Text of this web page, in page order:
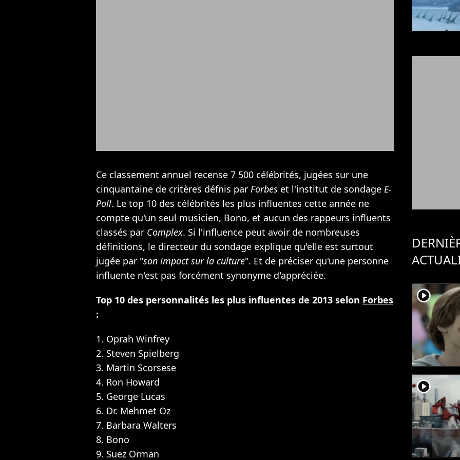
Ce classement annuel recense 7 500 célébrités, jugées sur une
cinquantaine de critères défnis par Forbes et l'institut de sondage E-
Poll. Le top 10 des célébrités les plus influentes cette année ne
compte qu'un seul musicien, Bono, et aucun des rappeurs influents
classés par Complex. Si l'influence peut avoir de nombreuses
définitions, le directeur du sondage explique qu'elle est surtout
jugée par "son impact sur la culture". Et de préciser qu'une personne
influente n'est pas forcément synonyme d'appréciée.
Top 10 des personnalités les plus influentes de 2013 selon Forbes
:
1. Oprah Winfrey
2. Steven Spielberg
3. Martin Scorsese
4. Ron Howard
5. George Lucas
6. Dr. Mehmet Oz
7. Barbara Walters
8. Bono
9. Suez Orman
player2
player2